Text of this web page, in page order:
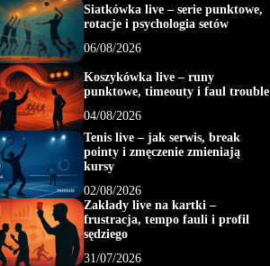
Siatkówka live – serie punktowe,
rotacje i psychologia setów
06/08/2026
Koszykówka live – runy
punktowe, timeouty i faul trouble
04/08/2026
Tenis live – jak serwis, break
pointy i zmęczenie zmieniają
kursy
02/08/2026
Zakłady live na kartki –
frustracja, tempo fauli i profil
sędziego
31/07/2026